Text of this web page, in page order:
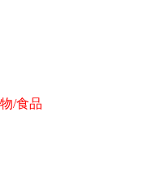
/食品